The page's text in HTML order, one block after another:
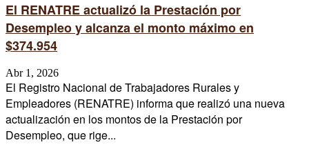
El RENATRE actualizó la Prestación por
Desempleo y alcanza el monto máximo en
$374.954
Abr 1, 2026
El Registro Nacional de Trabajadores Rurales y
Empleadores (RENATRE) informa que realizó una nueva
actualización en los montos de la Prestación por
Desempleo, que rige...